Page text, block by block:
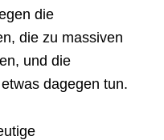
die
die zu massiven
und die
dagegen tun.